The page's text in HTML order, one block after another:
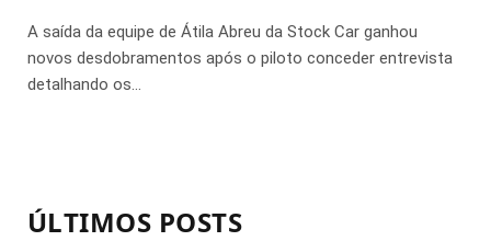
A saída da equipe de Átila Abreu da Stock Car ganhou
novos desdobramentos após o piloto conceder entrevista
detalhando os…
ÚLTIMOS POSTS